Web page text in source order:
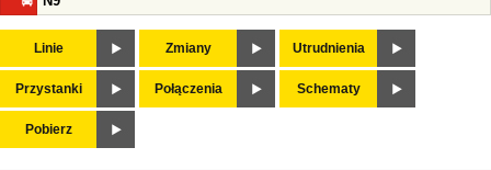
Linie Zmiany Utrudnienia
Przystanki Połączenia Schematy
Pobierz